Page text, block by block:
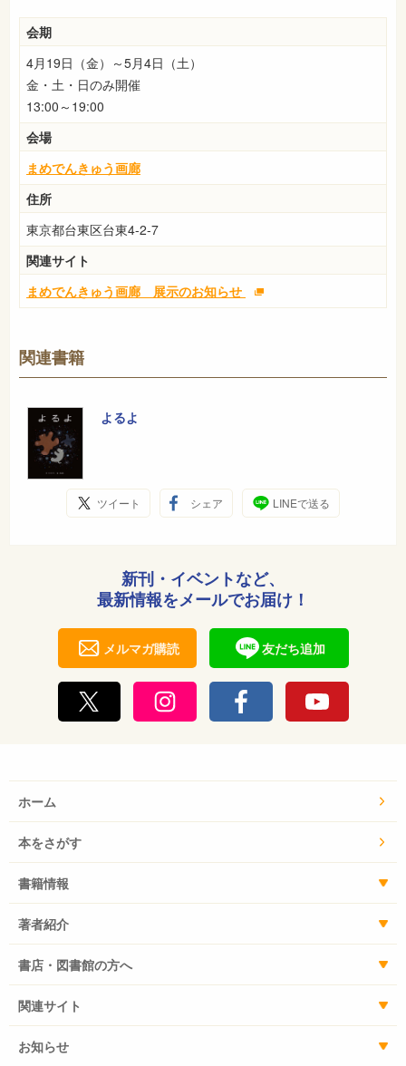
会期
4月19日（金）～5月4日（土）
金・土・日のみ開催
13:00～19:00
会場
まめでんきゅう画廊
住所
東京都台東区台東4-2-7
関連サイト
まめでんきゅう画廊 展示のお知らせ
関連書籍
よるよ
ツイート シェア LINEで送る
新刊・イベントなど、
最新情報をメールでお届け！
メルマガ購読 友だち追加
ホーム
本をさがす
書籍情報
著者紹介
書店・図書館の方へ
関連サイト
お知らせ